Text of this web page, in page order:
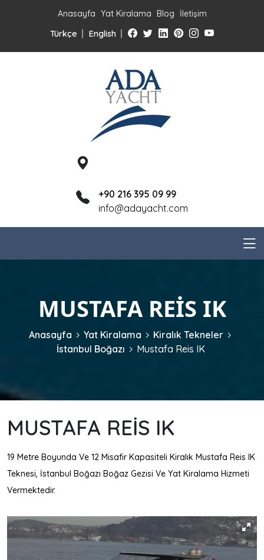
Anasayfa Yat Kiralama Blog İletişim
Türkçe English
+90 216 395 09 99
info@adayacht.com
MUSTAFA REIS IK
Anasayfa Yat Kiralama
Kiralık Tekneler
İstanbul Boğazı
Mustafa Reis IK
MUSTAFA REIS IK
19 Metre Boyunda Ve 12 Misafir Kapasiteli Kiralık Mustafa Reis IK
Teknesi, İstanbul Boğazı Boğaz Gezisi Ve Yat Kiralama Hizmeti
Vermektedir.